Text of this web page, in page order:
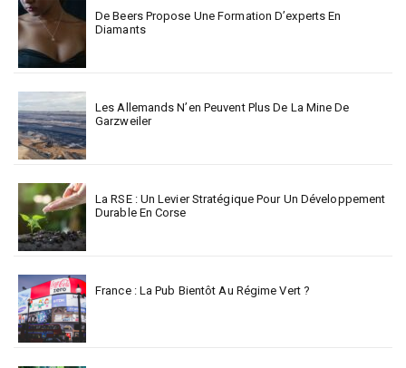
De Beers Propose Une Formation D’experts En
Diamants
Les Allemands N’en Peuvent Plus De La Mine De
Garzweiler
La RSE : Un Levier Stratégique Pour Un Développement
Durable En Corse
France : La Pub Bientôt Au Régime Vert ?